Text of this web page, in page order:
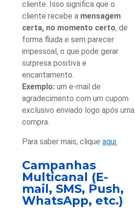
cliente. Isso significa que o
cliente recebe a mensagem
certa, no momento certo, de
forma fluida e sem parecer
impessoal, o que pode gerar
surpresa positiva e
encantamento.
Exemplo: um e-mail de
agradecimento com um cupom
exclusivo enviado logo após uma
compra.
Para saber mais, clique aqui.
Campanhas
Multicanal (E-
mail, SMS, Push,
WhatsApp, etc.)